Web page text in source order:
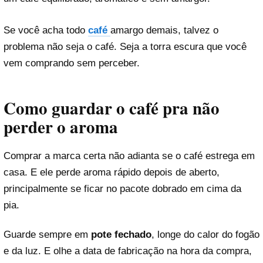
Se você acha todo café amargo demais, talvez o
problema não seja o café. Seja a torra escura que você
vem comprando sem perceber.
Como guardar o café pra não
perder o aroma
Comprar a marca certa não adianta se o café estrega em
casa. E ele perde aroma rápido depois de aberto,
principalmente se ficar no pacote dobrado em cima da
pia.
Guarde sempre em pote fechado, longe do calor do fogão
e da luz. E olhe a data de fabricação na hora da compra,